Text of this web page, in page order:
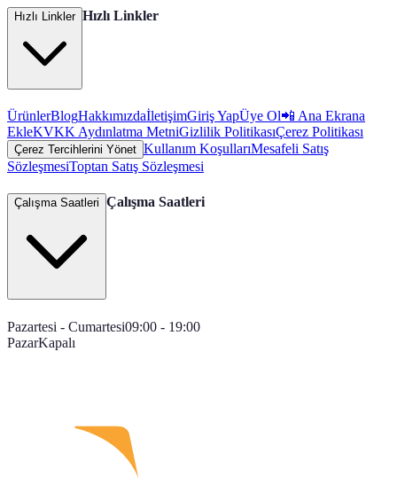
Hızlı Linkler Hızlı Linkler
ÜrünlerBlogHakkımızdaİletişimGiriş YapÜye Ol📲 Ana Ekrana
EkleKVKK Aydınlatma MetniGizlilik PolitikasıÇerez Politikası
Çerez Tercihlerini Yönet Kullanım KoşullarıMesafeli Satış
SözleşmesiToptan Satış Sözleşmesi
Çalışma Saatleri Çalışma Saatleri
Pazartesi - Cumartesi09:00 - 19:00
PazarKapalı